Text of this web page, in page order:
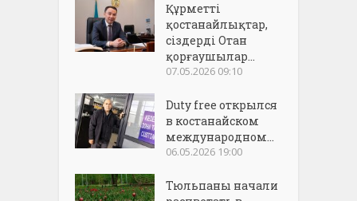
Құрметті
қостанайлықтар,
сіздерді Отан
қорғаушылар...
07.05.2026 09:10
Duty free открылся
в костанайском
международном...
06.05.2026 19:00
Тюльпаны начали